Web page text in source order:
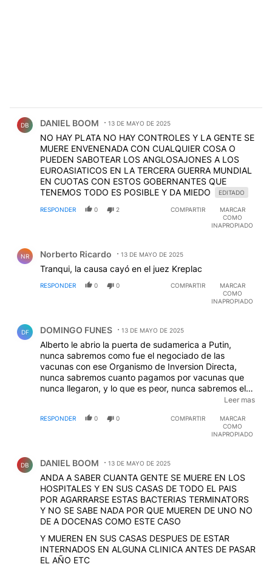
DB DANIEL BOOM 13 DE MAYO DE 2025
NO HAY PLATA NO HAY CONTROLES Y LA GENTE SE
MUERE ENVENENADA CON CUALQUIER COSA O
PUEDEN SABOTEAR LOS ANGLOSAJONES A LOS
EUROASIATICOS EN LA TERCERA GUERRA MUNDIAL
EN CUOTAS CON ESTOS GOBERNANTES QUE
TENEMOS TODO ES POSIBLE Y DA MIEDO
EDITADO
RESPONDER 0 2 COMPARTIR
MARCAR
COMO
INAPROPIADO
NR Norberto Ricardo 13 DE MAYO DE 2025
Tranqui, la causa cayó en el juez Kreplac
RESPONDER 0 0 COMPARTIR
MARCAR
COMO
INAPROPIADO
DF DOMINGO FUNES 13 DE MAYO DE 2025
Alberto le abrio la puerta de sudamerica a Putin,
nunca sabremos como fue el negociado de las
vacunas con ese Organismo de Inversion Directa,
nunca sabremos cuanto pagamos por vacunas que
nunca llegaron, y lo que es peor, nunca sabremos el
daño que le hicieron a la poblacion las dosis que nos
Churchill de P.Madero no salieron de la nada.
Leer mas
RESPONDER 0 0 COMPARTIR
MARCAR
COMO
INAPROPIADO
DB DANIEL BOOM 13 DE MAYO DE 2025
ANDA A SABER CUANTA GENTE SE MUERE EN LOS
HOSPITALES Y EN SUS CASAS DE TODO EL PAIS
POR AGARRARSE ESTAS BACTERIAS TERMINATORS
Y NO SE SABE NADA POR QUE MUEREN DE UNO NO
DE A DOCENAS COMO ESTE CASO
Y MUEREN EN SUS CASAS DESPUES DE ESTAR
INTERNADOS EN ALGUNA CLINICA ANTES DE PASAR
EL AÑO ETC